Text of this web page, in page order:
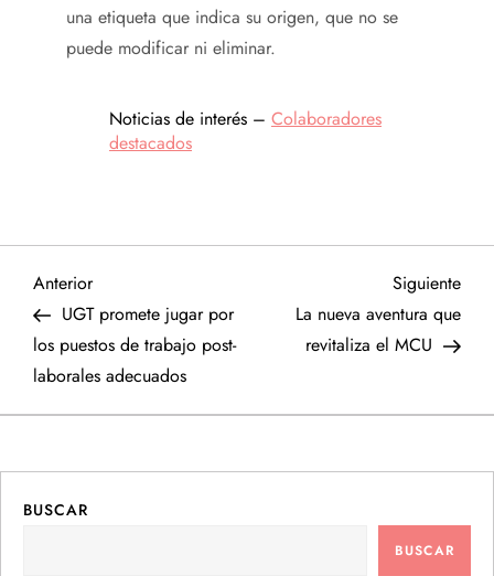
una etiqueta que indica su origen, que no se
puede modificar ni eliminar.
Noticias de interés – Colaboradores
destacados
N
a
v
g
Entrada
anterior
Anterior
UGT promete jugar por
los puestos de trabajo post-
laborales adecuados
Siguiente
La nueva aventura que
revitaliza el MCU
BUSCAR
BUSCAR